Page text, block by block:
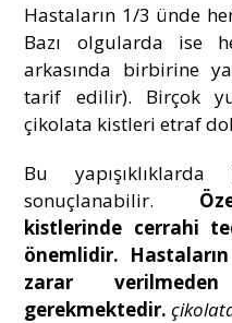
Hastaların 1/3 ünde
Bazı olgularda ise
arkasında birbirine
tarif edilir). Birçok
çikolata kistleri etraf
Bu
sonuçlanabilir.
kistlerinde cerrahi
önemlidir.
zarar
gerekmektedir.